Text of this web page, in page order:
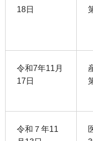
18日
令和7年11月
17日
令和７年11